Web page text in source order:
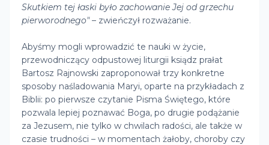
Skutkiem tej łaski było zachowanie Jej od grzechu
pierworodnego"– zwieńczył rozważanie.
Abyśmy mogli wprowadzić te nauki w życie,
przewodniczący odpustowej liturgii ksiądz prałat
Bartosz Rajnowski zaproponował trzy konkretne
sposoby naśladowania Maryi, oparte na przykładach z
Biblii: po pierwsze czytanie Pisma Świętego, które
pozwala lepiej poznawać Boga, po drugie podążanie
za Jezusem, nie tylko w chwilach radości, ale także w
czasie trudności – w momentach żałoby, choroby czy